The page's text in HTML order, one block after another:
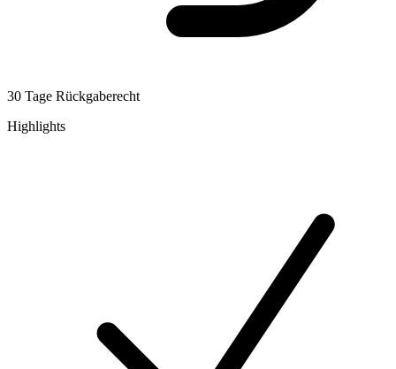
30 Tage Rückgaberecht
Highlights